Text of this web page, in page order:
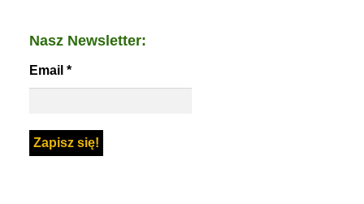
Nasz Newsletter:
Email *